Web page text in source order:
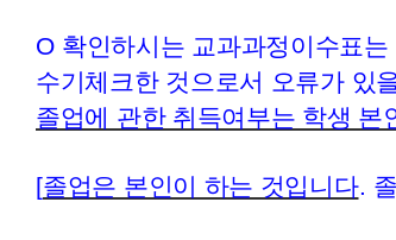
O 확인하시는 교과과정이수표는
수기체크한 것으로서 오류가 있
졸업에 관한 취득여부는 학생 본
[졸업은 본인이 하는 것입니다.